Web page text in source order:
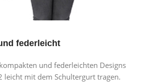
federleicht
und federleichten Designs
leicht mit dem Schultergurt tragen.